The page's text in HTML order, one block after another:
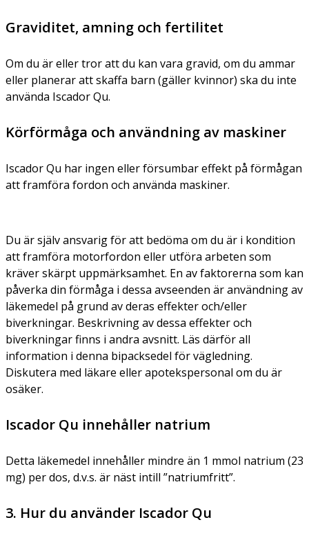
Graviditet, amning och fertilitet
Om du är eller tror att du kan vara gravid, om du ammar
eller planerar att skaffa barn (gäller kvinnor) ska du inte
använda Iscador Qu.
Körförmåga och användning av maskiner
Iscador Qu har ingen eller försumbar effekt på förmågan
att framföra fordon och använda maskiner.
Du är själv ansvarig för att bedöma om du är i kondition
att framföra motorfordon eller utföra arbeten som
kräver skärpt uppmärksamhet. En av faktorerna som kan
påverka din förmåga i dessa avseenden är användning av
läkemedel på grund av deras effekter och/eller
biverkningar. Beskrivning av dessa effekter och
biverkningar finns i andra avsnitt. Läs därför all
information i denna bipacksedel för vägledning.
Diskutera med läkare eller apotekspersonal om du är
osäker.
Iscador Qu innehåller natrium
Detta läkemedel innehåller mindre än 1 mmol natrium (23
mg) per dos, d.v.s. är näst intill ”natriumfritt”.
3. Hur du använder Iscador Qu